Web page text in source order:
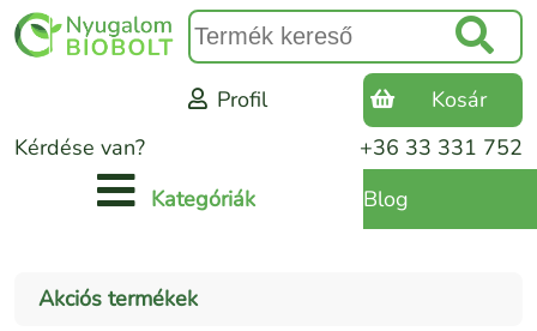
Kérdése van? +36 33 331 752
Profil Kosár
Kategóriák Blog
Akciós termékek